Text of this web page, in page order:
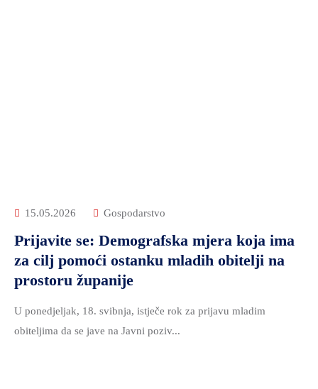
15.05.2026 Gospodarstvo
Prijavite se: Demografska mjera koja ima
za cilj pomoći ostanku mladih obitelji na
prostoru županije
U ponedjeljak, 18. svibnja, istječe rok za prijavu mladim
obiteljima da se jave na Javni poziv...